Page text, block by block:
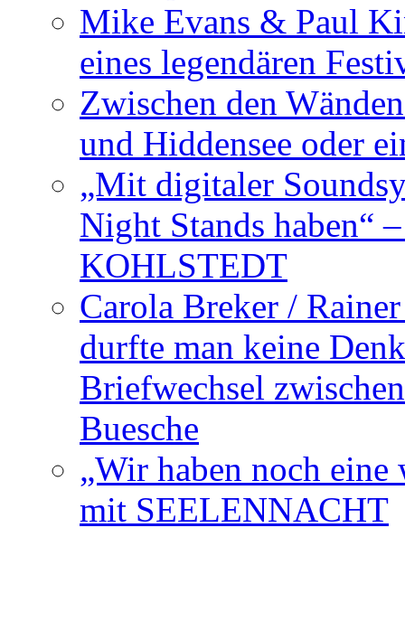
Mike Evans & Paul
eines legendären
Zwischen den
und Hiddensee oder
„Mit digitaler
Night Stands haben“
KOHLSTEDT
Carola Breker /
durfte man keine
Briefwechsel
Buesche
„Wir haben noch
mit SEELENNACHT